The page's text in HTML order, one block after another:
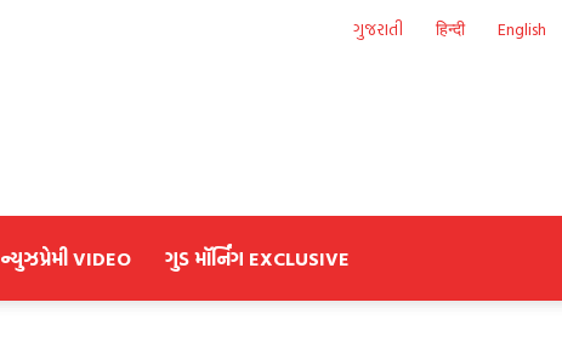
ગુજરાતી हिन्दी English
ન્યુઝપ્રેમી VIDEO ગુડ મૉર્નિંગ EXCLUSIVE